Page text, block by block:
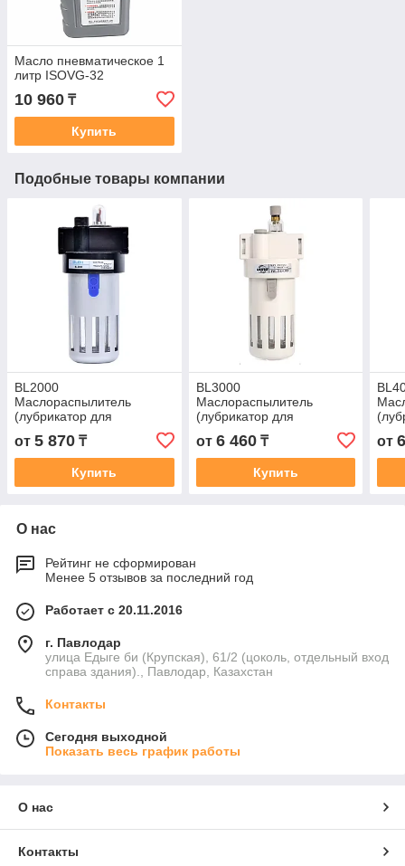
Масло пневматическое 1
литр ISOVG-32
10 960 ₸
Купить
Подобные товары компании
BL2000
Маслораспылитель
(лубрикатор для
от 5 870 ₸
Купить
BL3000
Маслораспылитель
(лубрикатор для
от 6 460₸
Купить
от
О нас
Рейтинг не сформирован
Менее 5 отзывов за последний год
Работает с 20.11.2016
г. Павлодар
улица Едыге би (Крупская), 61/2 (цоколь, отдельный вход
справа здания)., Павлодар, Казахстан
Контакты
Сегодня выходной
Показать весь график работы
О нас
Контакты